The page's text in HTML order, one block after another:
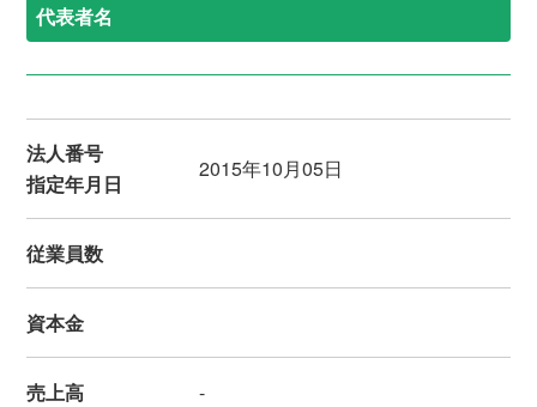
代表者名
法人番号
指定年月日
2015年10月05日
従業員数
資本金
売上高 -